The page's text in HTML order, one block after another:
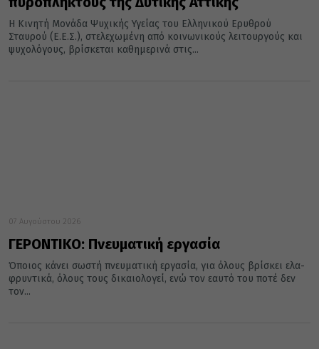
Η Κινητή Μονάδα Ψυχικής Υγείας του Ελληνικού Ερυθρού
Σταυρού (Ε.Ε.Σ.), στελεχωμένη από κοινωνικούς λειτουργούς και
ψυχολόγους, βρίσκεται καθημερινά στις...
07 Αυγούστου 2026
ΓΕΡΟΝΤΙΚΟ: Πνευματική εργασία
Όποιος κά­νει σω­στή πνευ­μα­τι­κή ερ­γα­σία, για όλους βρί­σκει ελα­
φρυν­τι­κά, όλους τους δι­καιο­λο­γεί, ενώ τον εαυ­τό του ποτέ δεν
τον...